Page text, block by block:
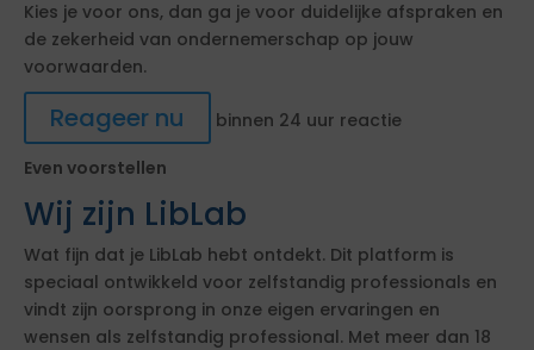
Kies je voor ons, dan ga je voor duidelijke afspraken en
de zekerheid van ondernemerschap op jouw
voorwaarden.
Reageer nu
binnen 24 uur reactie
Even voorstellen
Wij zijn LibLab
Wat fijn dat je LibLab hebt ontdekt. Dit platform is
speciaal ontwikkeld voor zelfstandig professionals en
vindt zijn oorsprong in onze eigen ervaringen en
wensen als zelfstandig professional. Met meer dan 18